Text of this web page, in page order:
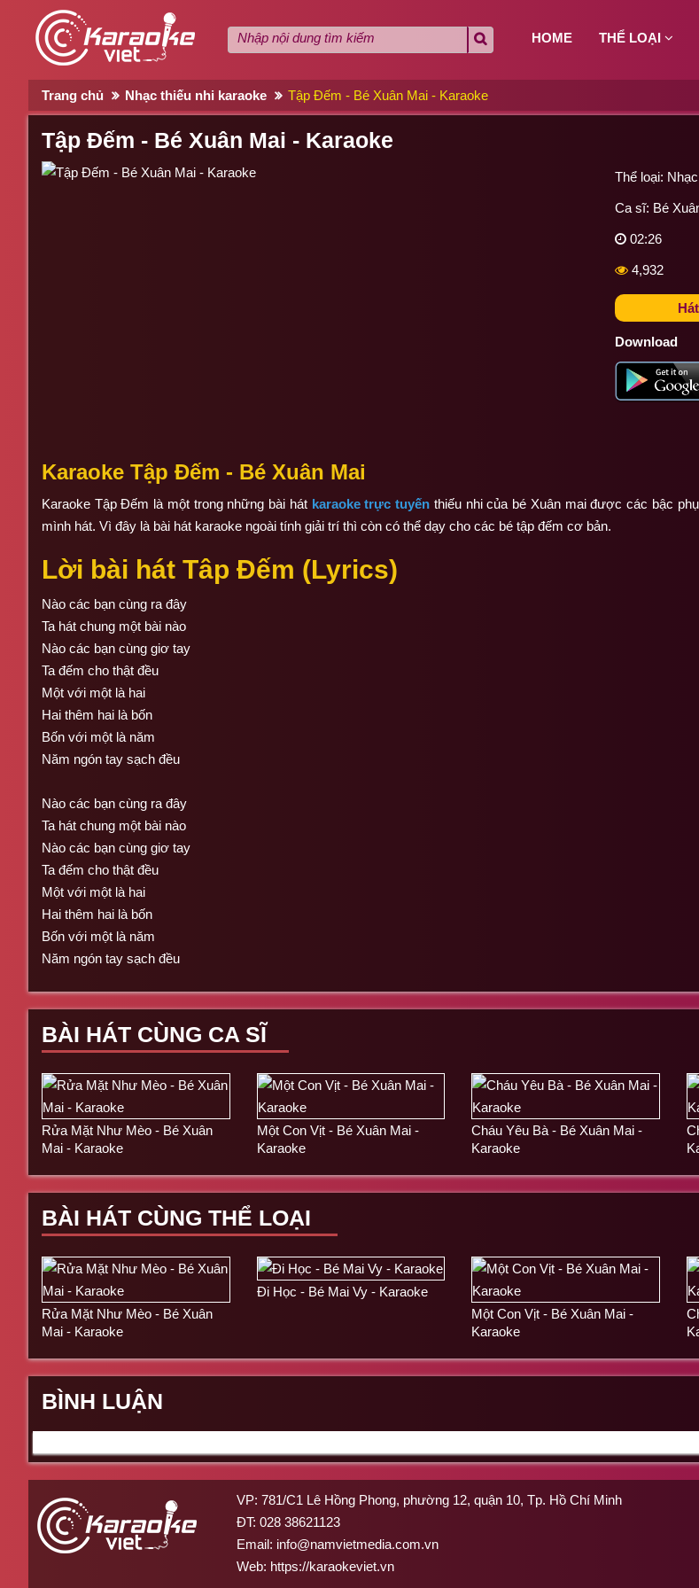
HOME THỂ LOẠI
Trang chủ Nhạc thiếu nhi karaoke Tập Đếm - Bé Xuân Mai - Karaoke
Tập Đếm - Bé Xuân Mai - Karaoke
Thể loại:
Ca sĩ: Bé
02:26
4,932
Download
Karaoke Tập Đếm - Bé Xuân Mai
Karaoke Tập Đếm là một trong những bài hát karaoke trực tuyến thiếu nhi của bé Xuân mai được các bậc
mình hát. Vì đây là bài hát karaoke ngoài tính giải trí thì còn có thể dạy cho các bé tập đếm cơ bản.
Lời bài hát Tâp Đếm (Lyrics)
Nào các bạn cùng ra đây
Ta hát chung một bài nào
Nào các bạn cùng giơ tay
Ta đếm cho thật đều
Một với một là hai
Hai thêm hai là bốn
Bốn với một là năm
Năm ngón tay sạch đều
Nào các bạn cùng ra đây
Ta hát chung một bài nào
Nào các bạn cùng giơ tay
Ta đếm cho thật đều
Một với một là hai
Hai thêm hai là bốn
Bốn với một là năm
Năm ngón tay sạch đều
BÀI HÁT CÙNG CA SĨ
Rửa Mặt Như Mèo - Bé Xuân
Mai - Karaoke
Một Con Vịt - Bé Xuân Mai -
Karaoke
Cháu Yêu Bà - Bé Xuân Mai -
Karaoke
BÀI HÁT CÙNG THỂ LOẠI
Rửa Mặt Như Mèo - Bé Xuân
Mai - Karaoke
Đi Học - Bé Mai Vy - Karaoke
Một Con Vịt - Bé Xuân Mai -
Karaoke
BÌNH LUẬN
VP: 781/C1 Lê Hồng Phong, phường 12, quận 10, Tp. Hồ Chí Minh
ĐT: 028 38621123
Email: info@namvietmedia.com.vn
Web: https://karaokeviet.vn